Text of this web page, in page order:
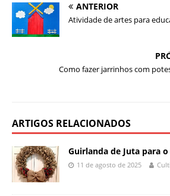
ANTERIOR
Atividade de artes para
Como fazer jarrinhos com
ARTIGOS RELACIONADOS
Guirlanda de Juta para
11 de agosto de 2025